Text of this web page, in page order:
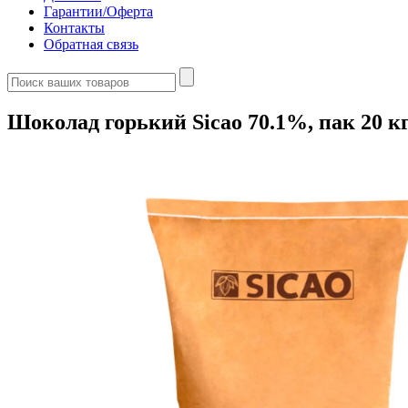
Гарантии/Оферта
Контакты
Обратная связь
Шоколад горький Sicao 70.1%, пак 20